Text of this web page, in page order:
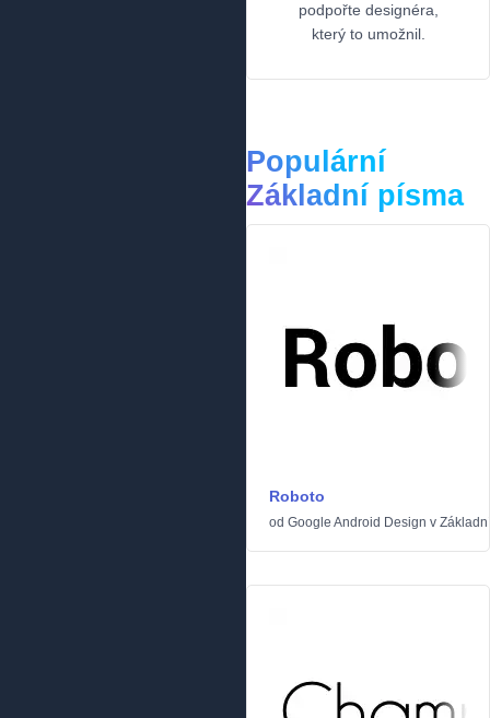
podpořte designéra,
který to umožnil.
Populární
Základní písma
Roboto
od Google Android Design v Základní